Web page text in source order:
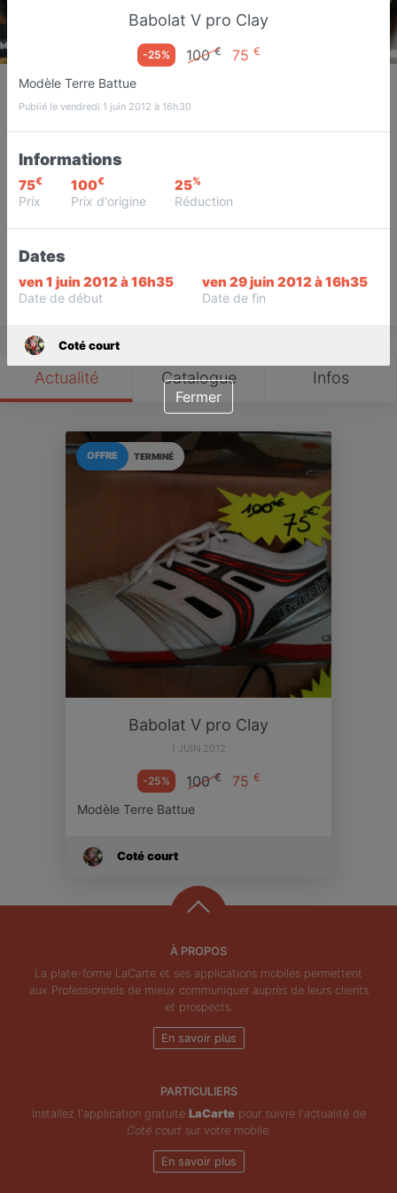
Coté court
Spécialiste tennis
Favori Contacter
Save
Actualité Catalogue Infos
TERMINÉ
OFFRE
Babolat V pro Clay
1 JUIN 2012
-25% 100€ 75 €
Modèle Terre Battue
Coté court
À PROPOS
La plate-forme LaCarte et ses applications mobiles permettent
aux Professionnels de mieux communiquer auprès de leurs clients
et prospects.
En savoir plus
PARTICULIERS
Installez l'application gratuite LaCartepour suivre l'actualité de
Coté court sur votre mobile.
En savoir plus
Babolat V pro Clay
-25% 100€ 75 €
Modèle Terre Battue
Publié le vendredi 1 juin 2012 à 16h30
Informations
75€
Prix
100€
Prix d'origine
25%
Réduction
Dates
ven 1 juin 2012 à 16h35
Date de début
ven 29 juin 2012 à 16h35
Date de fin
Coté court
Fermer